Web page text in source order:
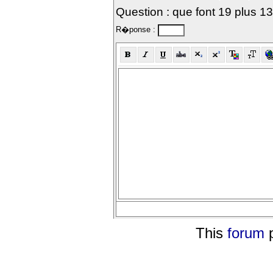
Question : que font 19 plus
R�ponse :
This forum